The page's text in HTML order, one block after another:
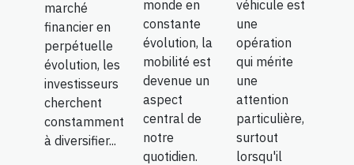
marché
financier en
perpétuelle
évolution, les
investisseurs
cherchent
constamment
à diversifier...
monde en
constante
évolution, la
mobilité est
devenue un
aspect
central de
notre
quotidien.
véhicule est
une
opération
qui mérite
une
attention
particulière,
surtout
lorsqu'il